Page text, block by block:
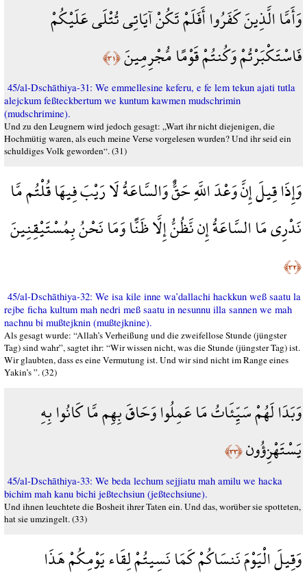
وَأَمَّا الَّذِينَ كَفَرُوا أَفَلَمْ تَكُنْ آيَاتِي تُتْلَى عَلَيْكُمْ
فَاسْتَكْبَرْتُمْ وَكُنتُمْ قَوْمًا مُّجْرِمِينَ﴿٣١﴾
45/al-Dschāthiya-31: We emmellesine keferu, e fe lem tekun ajati tutla
alejckum feßteckbertum we kuntum kawmen mudschrimin
(mudschrimine).
Und zu den Leugnern wird jedoch gesagt: „Wart ihr nicht diejenigen, die
Hochmütig waren, als euch meine Verse vorgelesen wurden? Und ihr seid ein
schuldiges Volk geworden“. (31)
وَإِذَا قِيلَ إِنَّ وَعْدَ اللَّهِ حَقٌّ وَالسَّاعَةُ لَا رَيْبَ فِيهَا قُلْتُم مَّا
نَدْرِي مَا السَّاعَةُ إِن نَّظُنُّ إِلَّا ظَنًّا وَمَا نَحْنُ بِمُسْتَيْقِنِينَ
﴿٣٢﴾
45/al-Dschāthiya-32: We isa kile inne wa’dallachi hackkun weß saatu la
rejbe ficha kultum mah nedri meß saatu in nesunnu illa sannen we mah
nachnu bi mußtejknin (mußtejknine).
Als gesagt wurde: “Allah’s Verheißung und die zweifellose Stunde (jüngster
Tag) sind wahr”, sagtet ihr: “Wir wissen nicht, was die Stunde (jüngster Tag) ist.
Wir glaubten, dass es eine Vermutung ist. Und wir sind nicht im Range eines
Yakin’s ”. (32)
وَبَدَا لَهُمْ سَيِّئَاتُ مَا عَمِلُوا وَحَاقَ بِهِم مَّا كَانُوا بِهِ
يَسْتَهْزِؤُون﴿٣٣﴾
45/al-Dschāthiya-33: We beda lechum sejjiatu mah amilu we hacka
bichim mah kanu bichi jeßtechsiun (jeßtechsiune).
Und ihnen leuchtete die Bosheit ihrer Taten ein. Und das, worüber sie spotteten,
hat sie umzingelt. (33)
وَقِيلَ الْيَوْمَ نَنسَاكُمْ كَمَا نَسِيتُمْ لِقَاء يَوْمِكُمْ هَذَا